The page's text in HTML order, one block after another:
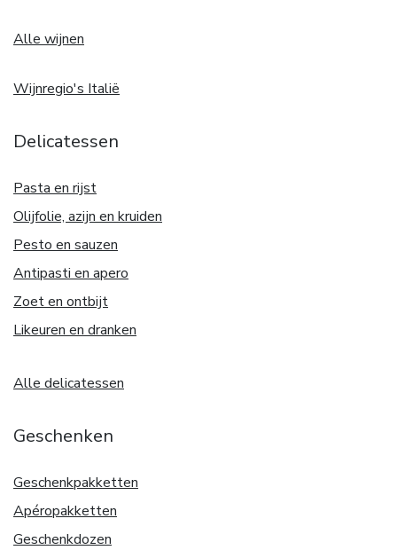
Alle wijnen
Wijnregio's Italië
Delicatessen
Pasta en rijst
Olijfolie, azijn en kruiden
Pesto en sauzen
Antipasti en apero
Zoet en ontbijt
Likeuren en dranken
Alle delicatessen
Geschenken
Geschenkpakketten
Apéropakketten
Geschenkdozen